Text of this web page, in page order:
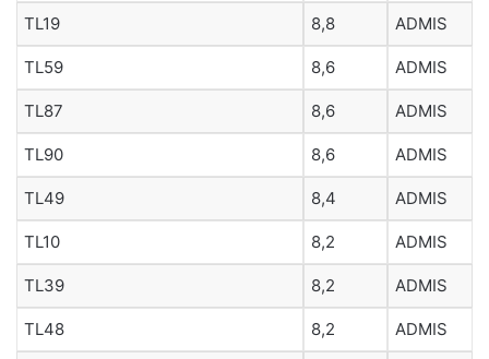
TL19 8,8 ADMIS
TL59 8,6 ADMIS
TL87 8,6 ADMIS
TL90 8,6 ADMIS
TL49 8,4 ADMIS
TL10 8,2 ADMIS
TL39 8,2 ADMIS
TL48 8,2 ADMIS